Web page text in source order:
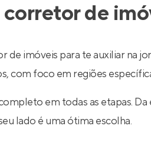
de
de imóveis para te auxiliar na
com foco em regiões
em todas as etapas.
lado é uma ótima escolha.